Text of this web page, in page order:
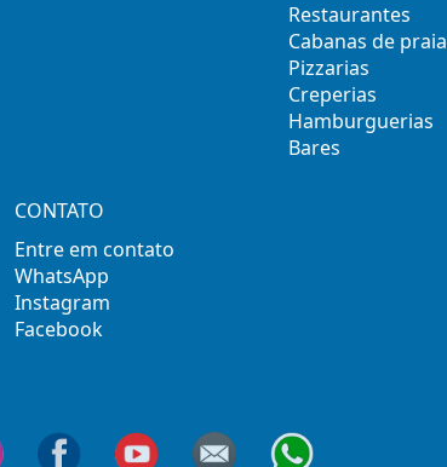
Restaurantes
Cabanas de praia
Pizzarias
Creperias
Hamburguerias
Bares
CONTATO
Entre em contato
WhatsApp
Instagram
Facebook